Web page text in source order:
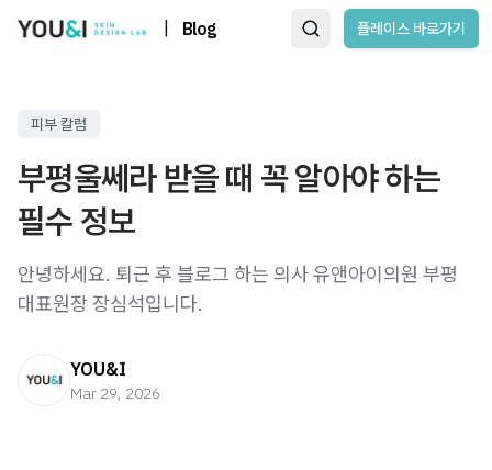
Blog 플레이스 바로가기
피부 칼럼
부평울쎄라 받을 때 꼭 알아야 하는
필수 정보
안녕하세요. 퇴근 후 블로그 하는 의사 유앤아이의원 부평
대표원장 장심석입니다. ​ ​ ​
YOU&I
Mar 29, 2026